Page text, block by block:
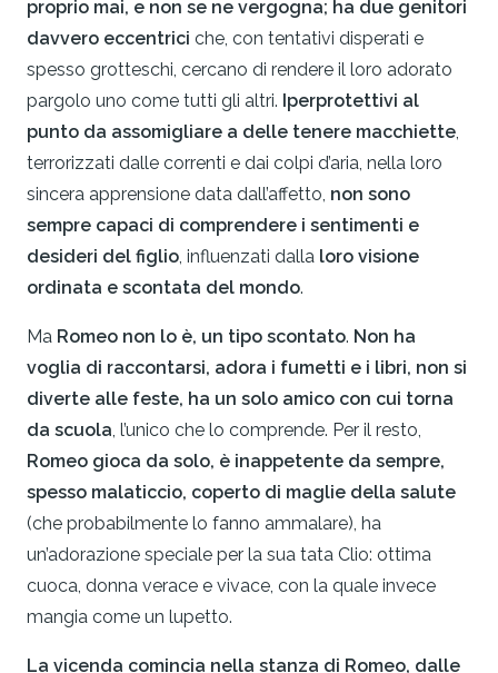
proprio mai, e non se ne vergogna; ha due genitori
davvero eccentrici che, con tentativi disperati e
spesso grotteschi, cercano di rendere il loro adorato
pargolo uno come tutti gli altri. Iperprotettivi al
punto da assomigliare a delle tenere macchiette,
terrorizzati dalle correnti e dai colpi d’aria, nella loro
sincera apprensione data dall’affetto, non sono
sempre capaci di comprendere i sentimenti e
desideri del figlio, influenzati dalla loro visione
ordinata e scontata del mondo.
Ma Romeo non lo è, un tipo scontato. Non ha
voglia di raccontarsi, adora i fumetti e i libri, non si
diverte alle feste, ha un solo amico con cui torna
da scuola, l’unico che lo comprende. Per il resto,
Romeo gioca da solo, è inappetente da sempre,
spesso malaticcio, coperto di maglie della salute
(che probabilmente lo fanno ammalare), ha
un’adorazione speciale per la sua tata Clio: ottima
cuoca, donna verace e vivace, con la quale invece
mangia come un lupetto.
La vicenda comincia nella stanza di Romeo, dalle